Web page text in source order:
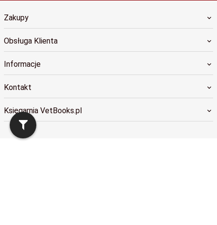
Zakupy
Obsługa Klienta
Informacje
Kontakt
Księgarnia VetBooks.pl